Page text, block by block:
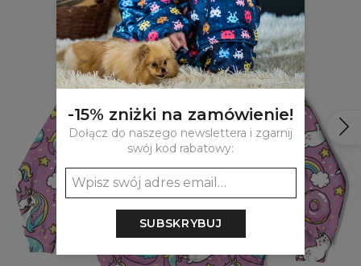
-15% zniżki na zamówienie!
Dołącz do naszego newslettera i zgarnij
swój kod rabatowy:
SUBSKRYBUJ